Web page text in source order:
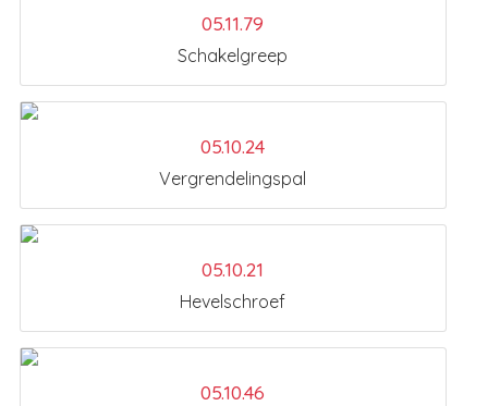
05.11.79
Schakelgreep
05.10.24
Vergrendelingspal
05.10.21
Hevelschroef
05.10.46